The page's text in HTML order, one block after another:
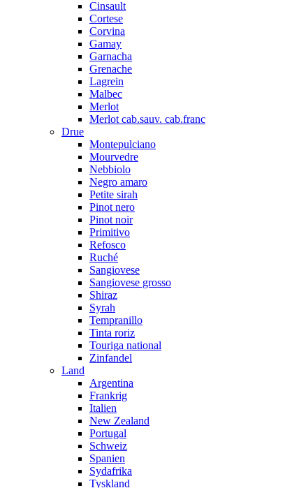
Cinsault
Cortese
Corvina
Gamay
Garnacha
Grenache
Lagrein
Malbec
Merlot
Merlot cab.sauv. cab.franc
Drue
Montepulciano
Mourvedre
Nebbiolo
Negro amaro
Petite sirah
Pinot nero
Pinot noir
Primitivo
Refosco
Ruché
Sangiovese
Sangiovese grosso
Shiraz
Syrah
Tempranillo
Tinta roriz
Touriga national
Zinfandel
Land
Argentina
Frankrig
Italien
New Zealand
Portugal
Schweiz
Spanien
Sydafrika
Tyskland